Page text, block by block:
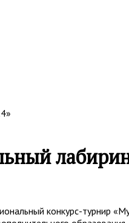
конкурс-турнир